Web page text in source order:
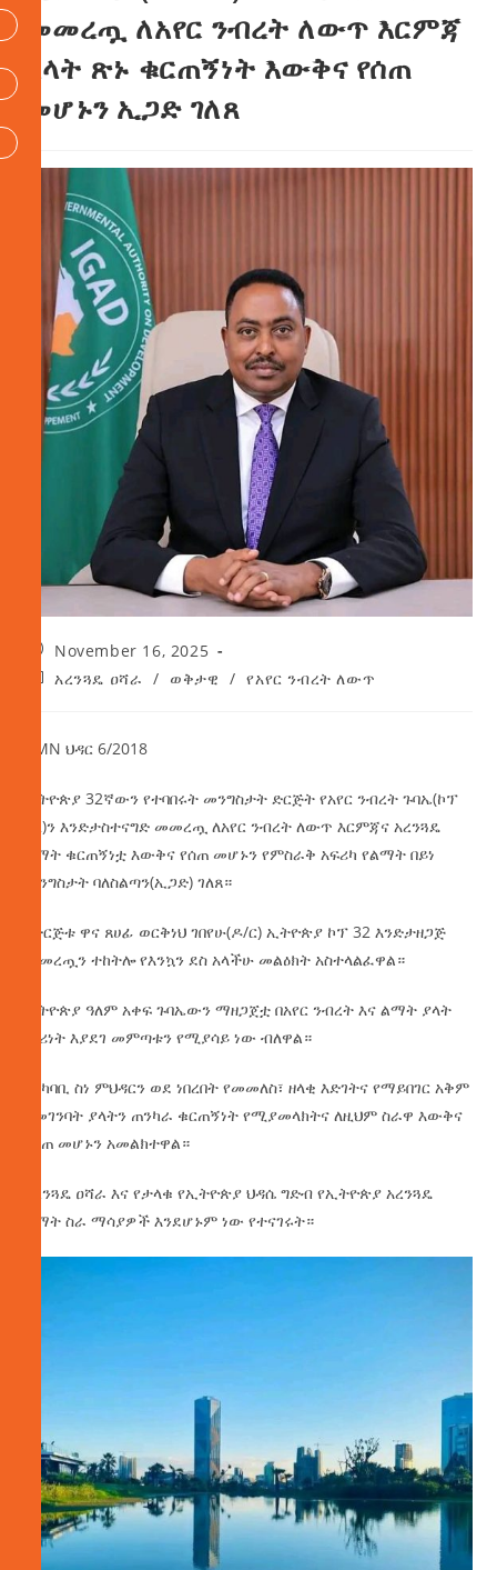
መመረጧ ለአየር ንብረት ለውጥ እርምጃ
ላላት ጽኑ ቁርጠኝነት እውቅና የሰጠ
መሆኑን ኢጋድ ገለጸ
November 16, 2025
አረንጓዴ ዐሻራ / ወቅታዊ / የአየር ንብረት ለውጥ
AMN ህዳር 6/2018
ኢትዮጵያ 32ኛውን የተባበሩት መንግስታት ድርጅት የአየር ንብረት ጉባኤ(ኮፕ
32)ን እንድታስተናግድ መመረጧ ለአየር ንብረት ለውጥ እርምጃና አረንጓዴ
ልማት ቁርጠኝነቷ እውቅና የሰጠ መሆኑን የምስራቅ አፍሪካ የልማት በይነ
መንግስታት ባለስልጣን(ኢጋድ) ገለጸ።
የድርጅቱ ዋና ጸሀፊ ወርቅነህ ገበየሁ(ዶ/ር) ኢትዮጵያ ኮፕ 32 እንድታዘጋጅ
መመረጧን ተከትሎ የእንኳን ደስ አላችሁ መልዕክት አስተላልፈዋል።
ኢትዮጵያ ዓለም አቀፍ ጉባኤውን ማዘጋጀቷ በአየር ንብረት እና ልማት ያላት
መሪነት እያደገ መምጣቱን የሚያሳይ ነው ብለዋል።
የአካባቢ ስነ ምህዳርን ወደ ነበረበት የመመለስ፣ ዘላቂ እድገትና የማይበገር አቅም
ለመገንባት ያላትን ጠንካራ ቁርጠኝነት የሚያመላክትና ለዚህም ስራዋ እውቅና
የሰጠ መሆኑን አመልክተዋል።
አረንጓዴ ዐሻራ እና የታላቁ የኢትዮጵያ ህዳሴ ግድብ የኢትዮጵያ አረንጓዴ
ልማት ስራ ማሳያዎች እንደሆኑም ነው የተናገሩት።